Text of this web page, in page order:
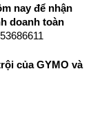
nay để nhận
doanh toàn
của GYMO và